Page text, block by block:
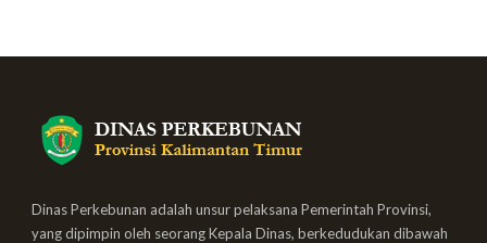
Dinas Perkebunan adalah unsur pelaksana Pemerintah Provinsi,
yang dipimpin oleh seorang Kepala Dinas, berkedudukan dibawah